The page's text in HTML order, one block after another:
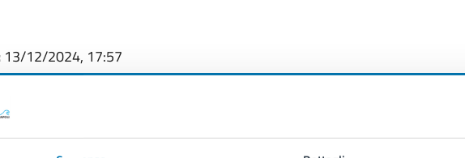
13/12/2024, 17:57